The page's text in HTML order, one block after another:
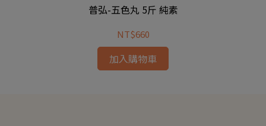
普弘-五色丸 5斤 純素
NT$660
加入購物車